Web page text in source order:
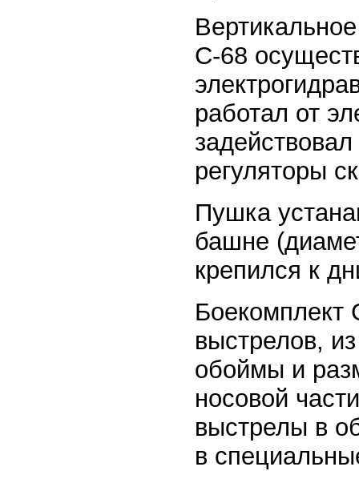
С-68
работал от
регуляторы
Пушка
башне
крепился к
Боекомплект
выстрелов,
обоймы и
носовой
выстрелы в
в